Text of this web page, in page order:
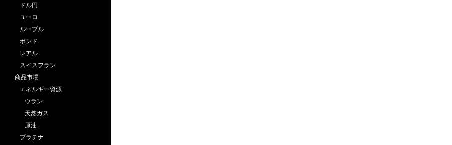
ドル円
ユーロ
ルーブル
ポンド
レアル
スイスフラン
商品市場
エネルギー資源
ウラン
天然ガス
原油
プラチナ